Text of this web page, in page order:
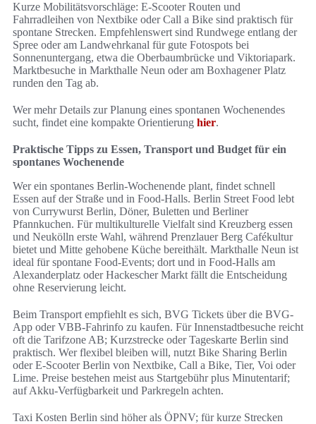
Kurze Mobilitätsvorschläge: E-Scooter Routen und
Fahrradleihen von Nextbike oder Call a Bike sind praktisch für
spontane Strecken. Empfehlenswert sind Rundwege entlang der
Spree oder am Landwehrkanal für gute Fotospots bei
Sonnenuntergang, etwa die Oberbaumbrücke und Viktoriapark.
Marktbesuche in Markthalle Neun oder am Boxhagener Platz
runden den Tag ab.
Wer mehr Details zur Planung eines spontanen Wochenendes
sucht, findet eine kompakte Orientierung hier.
Praktische Tipps zu Essen, Transport und Budget für ein
spontanes Wochenende
Wer ein spontanes Berlin-Wochenende plant, findet schnell
Essen auf der Straße und in Food-Halls. Berlin Street Food lebt
von Currywurst Berlin, Döner, Buletten und Berliner
Pfannkuchen. Für multikulturelle Vielfalt sind Kreuzberg essen
und Neukölln erste Wahl, während Prenzlauer Berg Cafékultur
bietet und Mitte gehobene Küche bereithält. Markthalle Neun ist
ideal für spontane Food-Events; dort und in Food-Halls am
Alexanderplatz oder Hackescher Markt fällt die Entscheidung
ohne Reservierung leicht.
Beim Transport empfiehlt es sich, BVG Tickets über die BVG-
App oder VBB-Fahrinfo zu kaufen. Für Innenstadtbesuche reicht
oft die Tarifzone AB; Kurzstrecke oder Tageskarte Berlin sind
praktisch. Wer flexibel bleiben will, nutzt Bike Sharing Berlin
oder E-Scooter Berlin von Nextbike, Call a Bike, Tier, Voi oder
Lime. Preise bestehen meist aus Startgebühr plus Minutentarif;
auf Akku-Verfügbarkeit und Parkregeln achten.
Taxi Kosten Berlin sind höher als ÖPNV; für kurze Strecken